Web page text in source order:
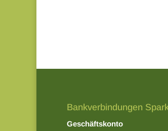
Bankverbindungen
Geschäftskonto